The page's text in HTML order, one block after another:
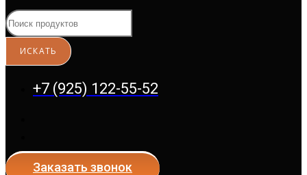
+7 (925) 122-55-52
Заказать звонок